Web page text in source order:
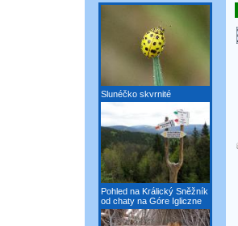
Slunéčko skvrnité
Pohled na Králický Sněžník
od chaty na Góre Igliczne